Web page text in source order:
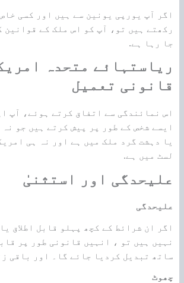
اگر آپ یورپی یونین سے ہیں اور کسی
رکھتے ہیں تو، آپ کو اس ملک کے قوانین
جا رہا ہے.
ریاستہائے متحدہ
قانونی تعمیل
اس نمائندگی سے اتفاق کرتے ہوئے، آپ
ایسے شخص کے طور پر پیش کرتے ہیں جو نہ
یا دہشت گرد ملک میں ہے اور نہ ہی
لسٹ میں ہے.
علیحدگی اور استثنیٰ
علیحدگی
اگر ان شرائط کے کچھ پہلو قابل اطلاق
نہیں ہیں تو ، انہیں قانونی طور پر
ساتھ تبدیل کردیا جائے گا۔ اور باقی
چھوٹ